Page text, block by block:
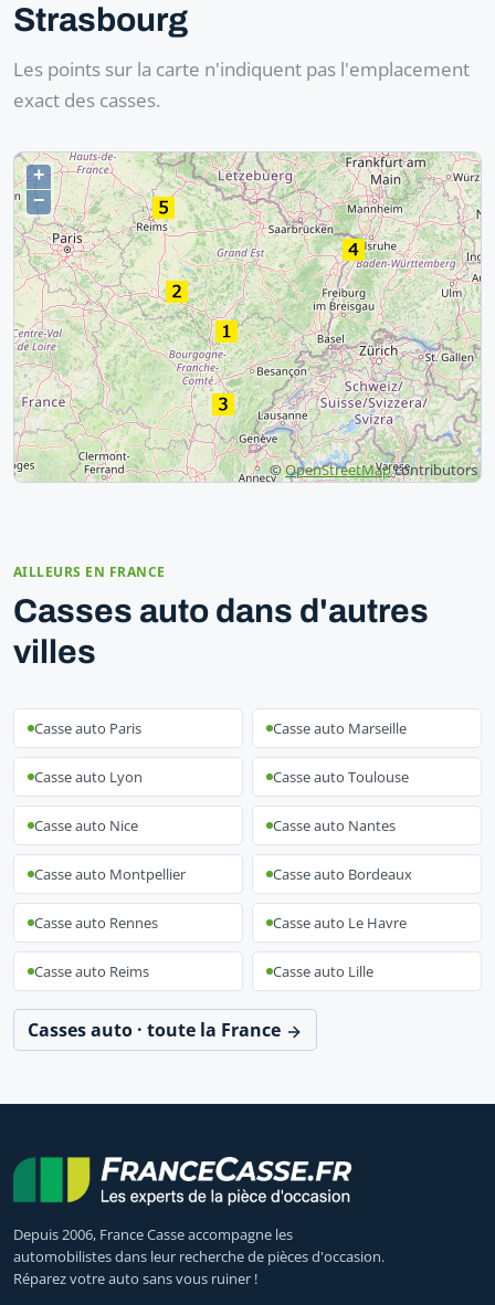
Strasbourg
Les points sur la carte n'indiquent pas l'emplacement
exact des casses.
+
−
©OpenStreetMapcontributors
AILLEURS EN FRANCE
Casses auto dans d'autres
villes
Casse auto Paris Casse auto Marseille
Casse auto Lyon Casse auto Toulouse
Casse auto Nice Casse auto Nantes
Casse auto Montpellier Casse auto Bordeaux
Casse auto Rennes Casse auto Le Havre
Casse auto Reims Casse auto Lille
Casses auto · toute la France
Depuis 2006, France Casse accompagne les
automobilistes dans leur recherche de pièces d'occasion.
Réparez votre auto sans vous ruiner !